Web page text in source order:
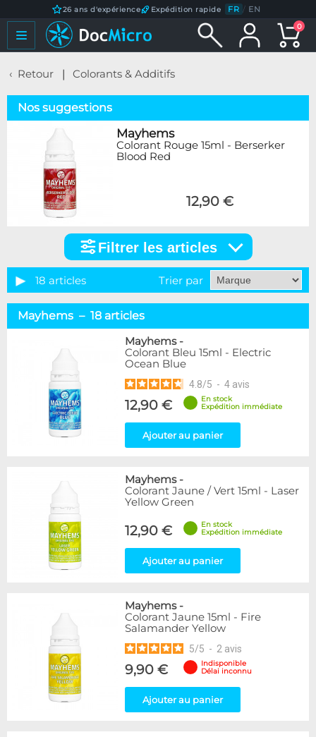
26 ans d'expérience Expédition rapide FR / EN
0
Retour Colorants & Additifs
Nos suggestions
Mayhems
Colorant Rouge 15ml - Berserker
Blood Red
12,90 €
articles
Marque
Alphacool
1
EK Water Blocks
Mayhems
18
XSPC
3
Disponibilité / Promotions
Articles en stock
Articles en promotions
Appliquer
Filtrer les articles
18 articles Trier par
Mayhems – 18 articles
Mayhems-
Colorant Bleu 15ml - Electric
Ocean Blue
4.8/5 - 4 avis
12,90 €
En stock
Expédition immédiate
Ajouter au panier
Mayhems-
Colorant Jaune / Vert 15ml - Laser
Yellow Green
12,90 €
En stock
Expédition immédiate
Ajouter au panier
Mayhems-
Colorant Jaune 15ml - Fire
Salamander Yellow
5/5 - 2 avis
9,90 €
Indisponible
Délai inconnu
Ajouter au panier